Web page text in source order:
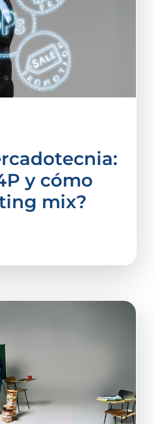
y cómo
mix?